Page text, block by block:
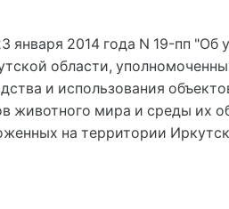
января 2014 года N 19-пп
области,
и использования
животного мира и среды их
на территории